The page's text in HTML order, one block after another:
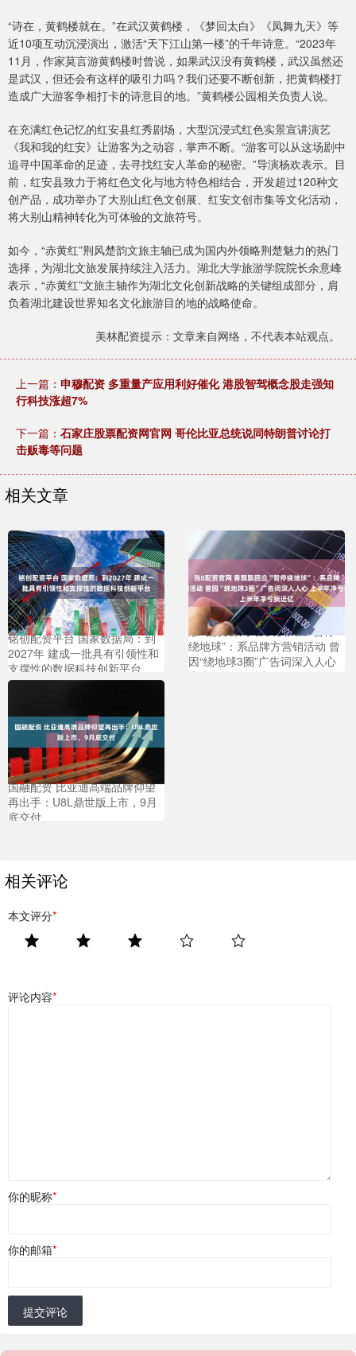
“诗在，黄鹤楼就在。”在武汉黄鹤楼，《梦回太白》《凤舞九天》等
近10项互动沉浸演出，激活“天下江山第一楼”的千年诗意。“2023年
11月，作家莫言游黄鹤楼时曾说，如果武汉没有黄鹤楼，武汉虽然还
是武汉，但还会有这样的吸引力吗？我们还要不断创新，把黄鹤楼打
造成广大游客争相打卡的诗意目的地。”黄鹤楼公园相关负责人说。
在充满红色记忆的红安县红秀剧场，大型沉浸式红色实景宣讲演艺
《我和我的红安》让游客为之动容，掌声不断。“游客可以从这场剧中
追寻中国革命的足迹，去寻找红安人革命的秘密。”导演杨欢表示。目
前，红安县致力于将红色文化与地方特色相结合，开发超过120种文
创产品，成功举办了大别山红色文创展、红安文创市集等文化活动，
将大别山精神转化为可体验的文旅符号。
如今，“赤黄红”荆风楚韵文旅主轴已成为国内外领略荆楚魅力的热门
选择，为湖北文旅发展持续注入活力。湖北大学旅游学院院长余意峰
表示，“赤黄红”文旅主轴作为湖北文化创新战略的关键组成部分，肩
负着湖北建设世界知名文化旅游目的地的战略使命。
美林配资提示：文章来自网络，不代表本站观点。
上一篇： 申穆配资 多重量产应用利好催化 港股智驾概念股走强知
行科技涨超7%
下一篇： 石家庄股票配资网官网 哥伦比亚总统说同特朗普讨论打
击贩毒等问题
相关文章
铭创配资平台 国家数据局：到
2027年 建成一批具有引领性和
支撑性的数据科技创新平台
涨8配资官网 香飘飘回应“暂停
绕地球”：系品牌方营销活动 曾
因“绕地球3圈”广告词深入人心
上半年净亏损近亿
国融配资 比亚迪高端品牌仰望
再出手：U8L鼎世版上市，9月
底交付
相关评论
本文评分*
评论内容*
你的昵称*
你的邮箱*
提交评论